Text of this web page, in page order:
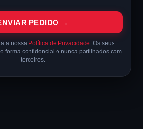
PEDIDO →
a nossa Política de Privacidade . Os seus
forma confidencial e nunca partilhados com
terceiros.